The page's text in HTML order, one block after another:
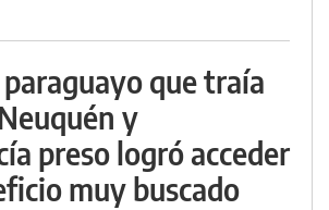
que traía
y
preso logró acceder
muy buscado